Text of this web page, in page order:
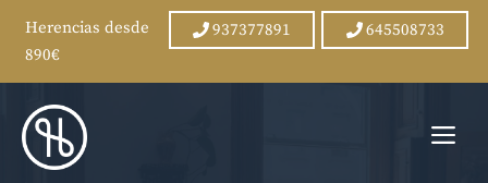
Herencias desde
890€
937377891 645508733
contenido